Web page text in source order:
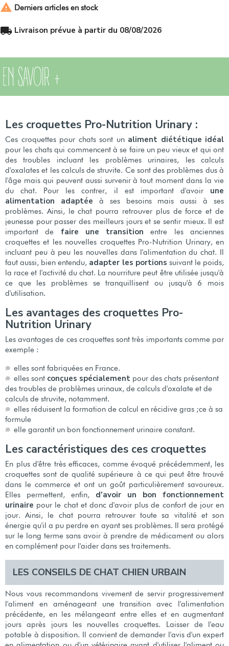
 Derniers articles en stock
local_shipping Livraison prévue à partir du 08/08/2026
EN SAVOIR +
Les croquettes Pro-Nutrition Urinary :
Ces croquettes pour chats sont un aliment diététique idéal
pour les chats qui commencent à se faire un peu vieux et qui ont
des troubles incluant les problèmes urinaires, les calculs
d'oxalates et les calculs de struvite. Ce sont des problèmes dus à
l'âge mais qui peuvent aussi survenir à tout moment dans la vie
du chat. Pour les contrer, il est important d'avoir une
alimentation adaptée à ses besoins mais aussi à ses
problèmes. Ainsi, le chat pourra retrouver plus de force et de
jeunesse pour passer des meilleurs jours et se sentir mieux. Il est
important de faire une transition entre les anciennes
croquettes et les nouvelles croquettes Pro-Nutrition Urinary, en
incluant peu à peu les nouvelles dans l'alimentation du chat. Il
faut aussi, bien entendu, adapter les portions suivant le poids,
la race et l'activité du chat. La nourriture peut être utilisée jusqu'à
ce que les problèmes se tranquillisent ou jusqu'à 6 mois
d'utilisation.
Les avantages des croquettes Pro-
Nutrition Urinary
Les avantages de ces croquettes sont très importants comme par
exemple :
elles sont fabriquées en France.
elles sont conçues spécialement pour des chats présentant
des troubles de problèmes urinaux, de calculs d'oxalate et de
calculs de struvite, notamment.
elles réduisent la formation de calcul en récidive gras ;ce à sa
formule
elle garantit un bon fonctionnement urinaire constant.
Les caractéristiques des ces croquettes
En plus d'être très efficaces, comme évoqué précédemment, les
croquettes sont de qualité supérieure à ce qui peut être trouvé
dans le commerce et ont un goût particulièrement savoureux.
Elles permettent, enfin, d'avoir un bon fonctionnement
urinaire pour le chat et donc d'avoir plus de confort de jour en
jour. Ainsi, le chat pourra retrouver toute sa vitalité et son
énergie qu'il a pu perdre en ayant ses problèmes. Il sera protégé
sur le long terme sans avoir à prendre de médicament ou alors
en complément pour l'aider dans ses traitements.
LES CONSEILS DE CHAT CHIEN URBAIN
Nous vous recommandons vivement de servir progressivement
l'aliment en aménageant une transition avec l'alimentation
précédente, en les mélangeant entre elles et en augmentant
jours après jours les nouvelles croquettes. Laisser de l'eau
potable à disposition. Il convient de demander l'avis d'un expert